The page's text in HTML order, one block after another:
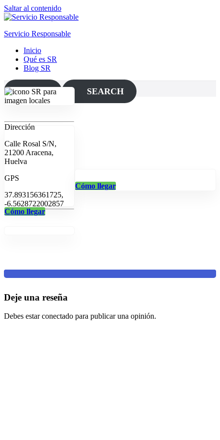
Saltar al contenido
Servicio Responsable
Inicio
Qué es SR
Blog SR
MAP SEARCH
Dirección
Calle Rosal S/N,
21200 Aracena,
Huelva
GPS
37.893156361725,
-6.5628722002857
Cómo llegar
Cómo llegar
Deje una reseña
Debes estar conectado para publicar una opinión.